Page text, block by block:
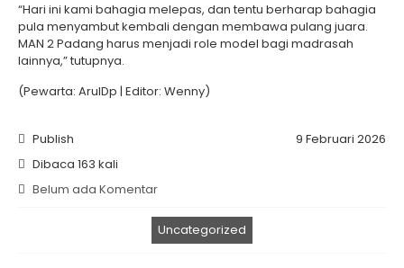
“Hari ini kami bahagia melepas, dan tentu berharap bahagia
pula menyambut kembali dengan membawa pulang juara.
MAN 2 Padang harus menjadi role model bagi madrasah
lainnya,” tutupnya.
(Pewarta: ArulDp | Editor: Wenny)
Publish
9 Februari 2026
Dibaca 163 kali
Belum ada Komentar
Uncategorized